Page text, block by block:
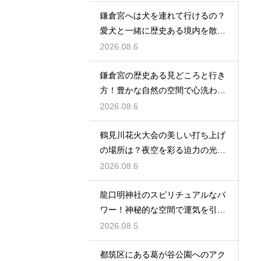
鎌倉宮へは犬を連れて行けるの？
愛犬と一緒に歴史ある境内を散策
するコツ
2026.08.6
鎌倉宮の歴史ある見どころと行き
方！豊かな自然の空間で心洗われ
る時間
2026.08.6
鶴見川花火大会の美しい打ち上げ
の場所は？夜空を彩る迫力の光景
を特等席で
2026.08.6
龍口明神社のスピリチュアルなパ
ワー！神秘的な空間で運気を引き
寄せる参拝
2026.08.5
都筑区にある葛が谷公園へのアク